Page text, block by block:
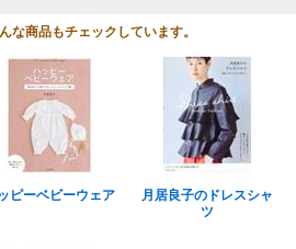
な商品もチェックしています。
ピーベビーウェア
月居良子のドレスシャ
ツ